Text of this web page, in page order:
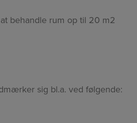
behandle rum op til 20 m2
sig bl.a. ved følgende: